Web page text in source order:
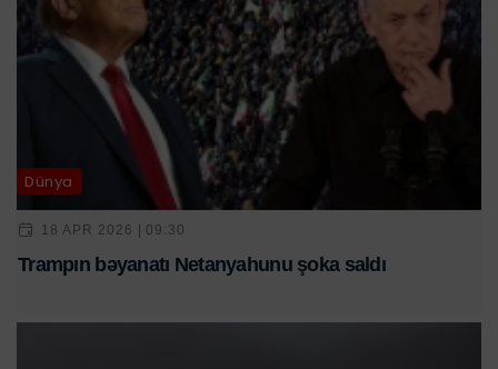
Dünya
18 APR 2026 | 09:30
Trampın bəyanatı Netanyahunu şoka saldı